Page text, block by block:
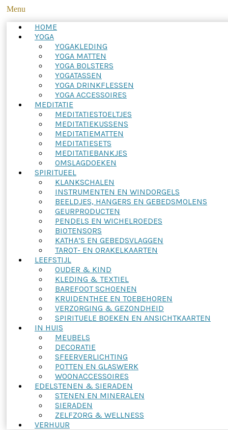
Menu
HOME
YOGA
YOGAKLEDING
YOGA MATTEN
YOGA BOLSTERS
YOGATASSEN
YOGA DRINKFLESSEN
YOGA ACCESSOIRES
MEDITATIE
MEDITATIESTOELTJES
MEDITATIEKUSSENS
MEDITATIEMATTEN
MEDITATIESETS
MEDITATIEBANKJES
OMSLAGDOEKEN
SPIRITUEEL
KLANKSCHALEN
INSTRUMENTEN EN WINDORGELS
BEELDJES, HANGERS EN GEBEDSMOLENS
GEURPRODUCTEN
PENDELS EN WICHELROEDES
BIOTENSORS
KATHA’S EN GEBEDSVLAGGEN
TAROT- EN ORAKELKAARTEN
LEEFSTIJL
OUDER & KIND
KLEDING & TEXTIEL
BAREFOOT SCHOENEN
KRUIDENTHEE EN TOEBEHOREN
VERZORGING & GEZONDHEID
SPIRITUELE BOEKEN EN ANSICHTKAARTEN
IN HUIS
MEUBELS
DECORATIE
SFEERVERLICHTING
POTTEN EN GLASWERK
WOONACCESSOIRES
EDELSTENEN & SIERADEN
STENEN EN MINERALEN
SIERADEN
ZELFZORG & WELLNESS
VERHUUR